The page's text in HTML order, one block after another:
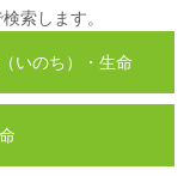
索します。
いのち）・生命